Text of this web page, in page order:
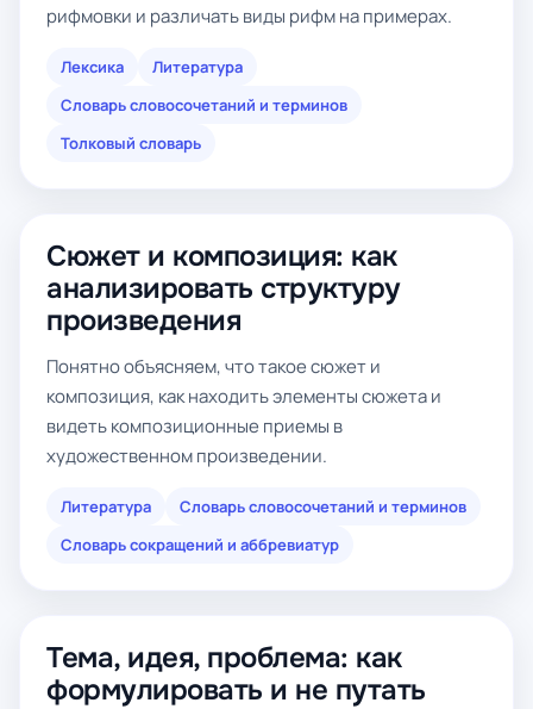
рифмовки и различать виды рифм на примерах.
Лексика
Литература
Словарь словосочетаний и терминов
Толковый словарь
Сюжет и композиция: как
анализировать структуру
произведения
Понятно объясняем, что такое сюжет и
композиция, как находить элементы сюжета и
видеть композиционные приемы в
художественном произведении.
Литература
Словарь словосочетаний и терминов
Словарь сокращений и аббревиатур
Тема, идея, проблема: как
формулировать и не путать